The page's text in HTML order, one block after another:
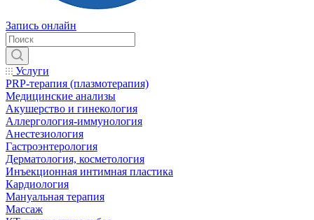
Запись онлайн
Услуги
PRP-терапия (плазмотерапия)
Медицинские анализы
Акушерство и гинекология
Аллергология-иммунология
Анестезиология
Гастроэнтерология
Дерматология, косметология
Инъекционная интимная пластика
Кардиология
Мануальная терапия
Массаж